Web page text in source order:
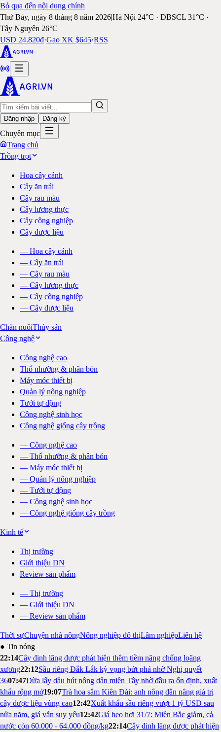
Bỏ qua đến nội dung chính
Thứ Bảy, ngày 8 tháng 8 năm 2026|Hà Nội 24°C · ĐBSCL 31°C ·
Tây Nguyên 26°C
USD 24.820đ·Gạo XK $645·RSS
Đăng nhập Đăng ký
Chuyên mục
Trang chủ
Trồng trọt
Hoa cây cảnh
Cây ăn trái
Cây rau màu
Cây lương thực
Cây công nghiệp
Cây dược liệu
— Hoa cây cảnh
— Cây ăn trái
— Cây rau màu
— Cây lương thực
— Cây công nghiệp
— Cây dược liệu
Chăn nuôiThủy sản
Công nghệ
Công nghệ cao
Thổ nhưỡng & phân bón
Máy móc thiết bị
Quản lý nông nghiệp
Tưới tự động
Công nghệ sinh học
Công nghệ giống cây trồng
— Công nghệ cao
— Thổ nhưỡng & phân bón
— Máy móc thiết bị
— Quản lý nông nghiệp
— Tưới tự động
— Công nghệ sinh học
— Công nghệ giống cây trồng
Kinh tế
Thị trường
Giới thiệu DN
Review sản phẩm
— Thị trường
— Giới thiệu DN
— Review sản phẩm
Thời sựChuyện nhà nôngNông nghiệp đô thịLâm nghiệpLiên hệ
● Tin nóng
22:14Cây đinh lăng được phát hiện thêm tiềm năng chống loãng
xương22:12Sầu riêng Đắk Lắk kỳ vọng bứt phá nhờ Nghị quyết
3607:47Dừa lấy dầu hút nông dân miền Tây nhờ đầu ra ổn định, xuất
khẩu rộng mở19:07Trà hoa sâm Kiên Đài: anh nông dân nâng giá trị
cây dược liệu vùng cao12:42Xuất khẩu sầu riêng vượt 1 tỷ USD sau
nửa năm, giá vẫn suy yếu12:42Giá heo hơi 31/7: Miền Bắc giảm, cả
nước còn 60.000 - 64.000 đồng/kg22:14Cây đinh lăng được phát hiện